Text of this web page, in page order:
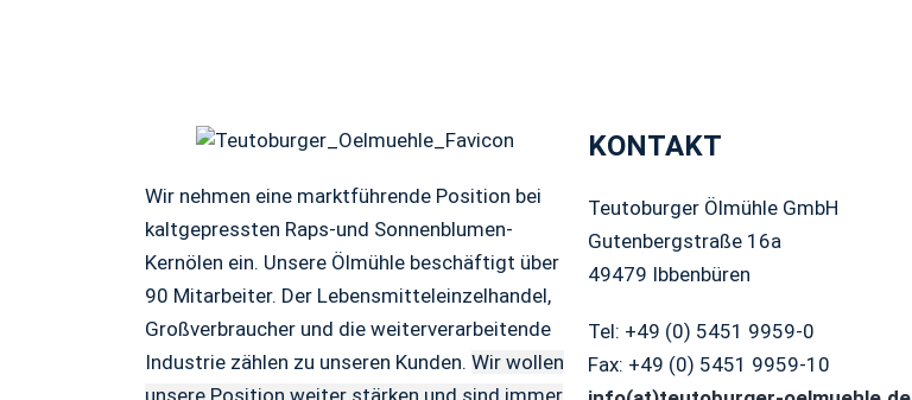
Wir nehmen eine marktführende Position bei
kaltgepressten Raps-und Sonnenblumen-
Kernölen ein. Unsere Ölmühle beschäftigt über
90 Mitarbeiter. Der Lebensmitteleinzelhandel,
Großverbraucher und die weiterverarbeitende
Industrie zählen zu unseren Kunden. Wir wollen
KONTAKT
Teutoburger Ölmühle GmbH
Gutenbergstraße 16a
49479 Ibbenbüren
Tel: +49 (0) 5451 9959-0
Fax: +49 (0) 5451 9959-10